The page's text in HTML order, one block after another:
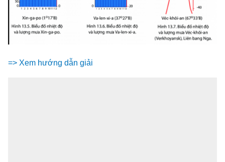
=> Xem hướng dẫn giải